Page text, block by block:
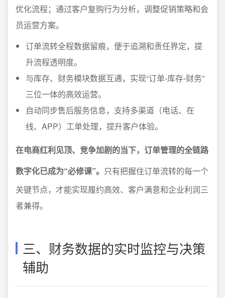
优化流程；通过客户复购行为分析，调整促销策略和会
员运营方案。
订单流转全程数据留痕，便于追溯和责任界定，提
升流程透明度。
与库存、财务模块数据互通，实现“订单-库存-财务”
三位一体的高效运营。
自动同步售后服务信息，支持多渠道（电话、在
线、APP）工单处理，提升客户体验。
在电商红利见顶、竞争加剧的当下，订单管理的全链路
数字化已成为“必修课”。 只有把握住订单流转的每一个
关键节点，才能实现履约高效、客户满意和企业利润三
者兼得。
三、财务数据的实时监控与决策
辅助